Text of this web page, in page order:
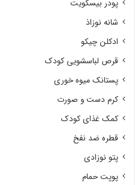
پودر بیسکویت
شانه نوزاذ
ادکلن چیکو
قرص لباسشویی کودک
پستانک میوه خوری
کرم دست و صورت
کمک غذای کودک
قطره ضد نفخ
پتو نوزادی
پوپت حمام